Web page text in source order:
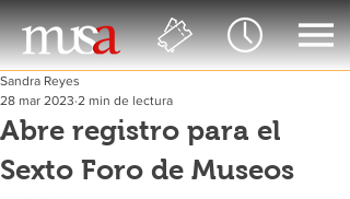
Abre registro para el
Sexto Foro de Museos
Sandra Reyes
28 mar 2023 2 min de lectura